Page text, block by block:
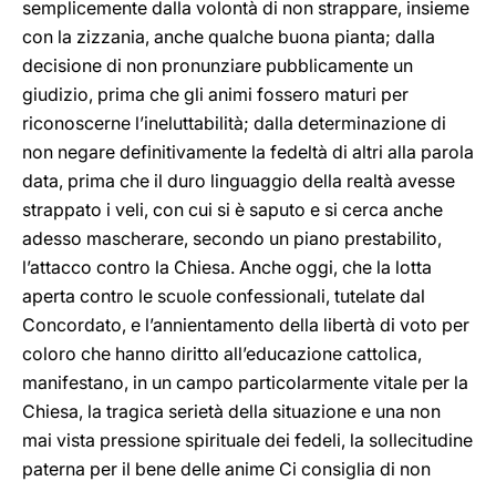
semplicemente dalla volontà di non strappare, insieme
con la zizzania, anche qualche buona pianta; dalla
decisione di non pronunziare pubblicamente un
giudizio, prima che gli animi fossero maturi per
riconoscerne l’ineluttabilità; dalla determinazione di
non negare definitivamente la fedeltà di altri alla parola
data, prima che il duro linguaggio della realtà avesse
strappato i veli, con cui si è saputo e si cerca anche
adesso mascherare, secondo un piano prestabilito,
l’attacco contro la Chiesa. Anche oggi, che la lotta
aperta contro le scuole confessionali, tutelate dal
Concordato, e l’annientamento della libertà di voto per
coloro che hanno diritto all’educazione cattolica,
manifestano, in un campo particolarmente vitale per la
Chiesa, la tragica serietà della situazione e una non
mai vista pressione spirituale dei fedeli, la sollecitudine
paterna per il bene delle anime Ci consiglia di non